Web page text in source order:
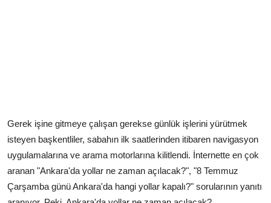
Gerek işine gitmeye çalışan gerekse günlük işlerini yürütmek
isteyen başkentliler, sabahın ilk saatlerinden itibaren navigasyon
uygulamalarına ve arama motorlarına kilitlendi. İnternette en çok
aranan "Ankara'da yollar ne zaman açılacak?", "8 Temmuz
Çarşamba günü Ankara'da hangi yollar kapalı?" sorularının yanıtı